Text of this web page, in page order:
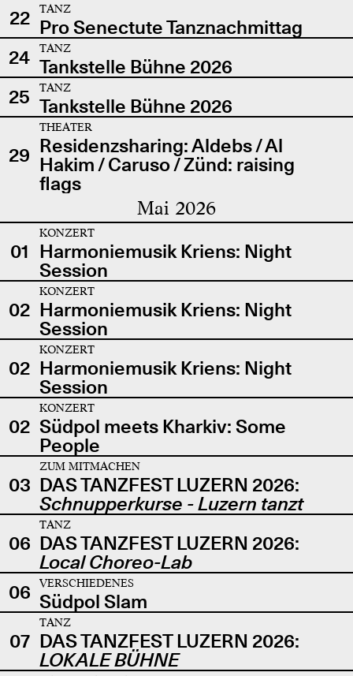
22
TANZ
Pro Senectute Tanznachmittag
24
TANZ
Tankstelle Bühne 2026
25
TANZ
Tankstelle Bühne 2026
29
THEATER
Residenzsharing: Aldebs / Al
Hakim / Caruso / Zünd: raising
flags
Mai 2026
01
KONZERT
Harmoniemusik Kriens: Night
Session
02
KONZERT
Harmoniemusik Kriens: Night
Session
02
KONZERT
Harmoniemusik Kriens: Night
Session
02
KONZERT
Südpol meets Kharkiv: Some
People
03
ZUM MITMACHEN
DAS TANZFEST LUZERN 2026:
Schnupperkurse - Luzern tanzt
06
TANZ
DAS TANZFEST LUZERN 2026:
Local Choreo-Lab
06
VERSCHIEDENES
Südpol Slam
07
TANZ
DAS TANZFEST LUZERN 2026:
LOKALE BÜHNE